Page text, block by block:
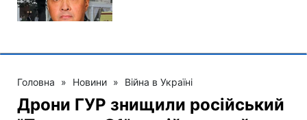
Головна » Новини » Війна в Україні
Дрони ГУР знищили російський